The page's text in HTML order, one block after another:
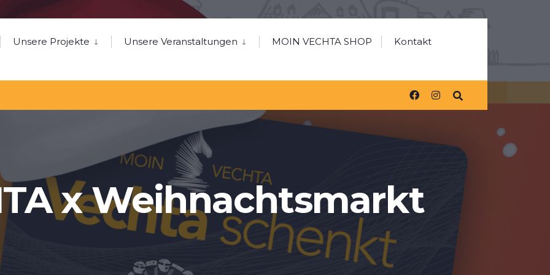
Unsere Projekte Unsere Veranstaltungen MOIN VECHTA SHOP Kontakt
x Weihnachtsmarkt